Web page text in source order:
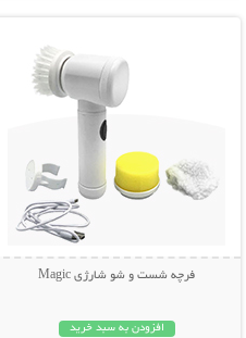
فرچه شست و شو شارژی Magic
افزودن به سبد خرید